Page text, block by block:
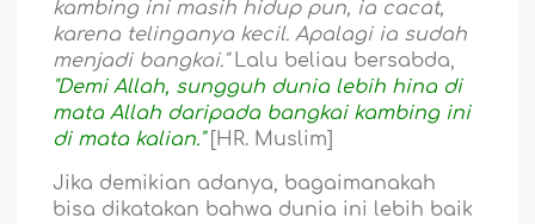
kambing ini masih hidup pun, ia cacat,
karena telinganya kecil. Apalagi ia sudah
menjadi bangkai." Lalu beliau bersabda,
"Demi Allah, sungguh dunia lebih hina di
mata Allah daripada bangkai kambing ini
di mata kalian."[HR. Muslim]
Jika demikian adanya, bagaimanakah
bisa dikatakan bahwa dunia ini lebih baik